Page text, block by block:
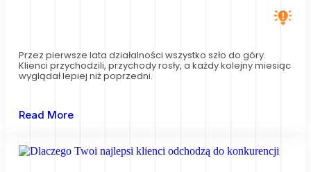
Przez pierwsze lata działalności wszystko szło do góry.
Klienci przychodzili, przychody rosły, a każdy kolejny miesiąc
wyglądał lepiej niż poprzedni.
Read More